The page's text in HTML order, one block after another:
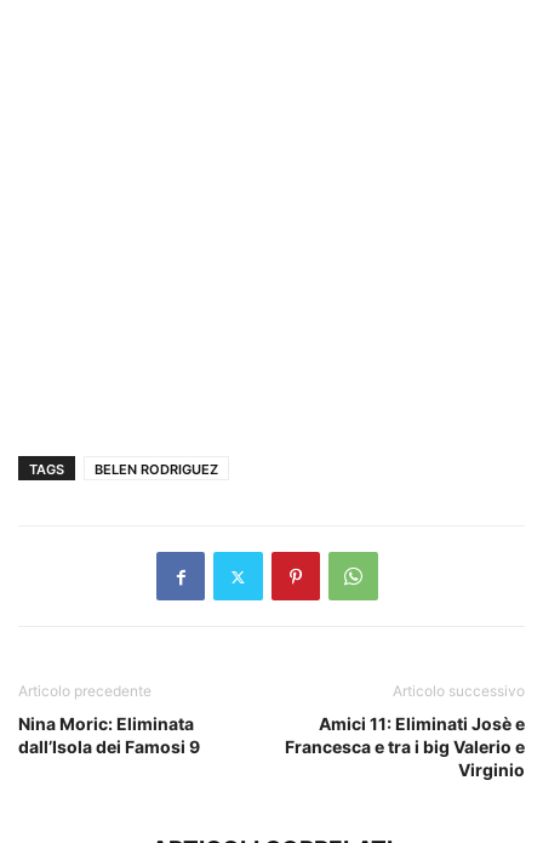
TAGS BELEN RODRIGUEZ
Articolo precedente
Nina Moric: Eliminata
dall’Isola dei Famosi 9
Articolo successivo
Amici 11: Eliminati Josè e
Francesca e tra i big Valerio e
Virginio